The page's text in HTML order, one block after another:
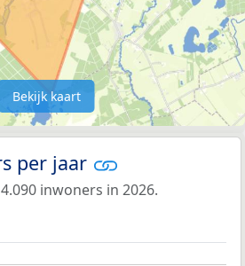
Bekijk kaart
per jaar
inwoners in 2026.